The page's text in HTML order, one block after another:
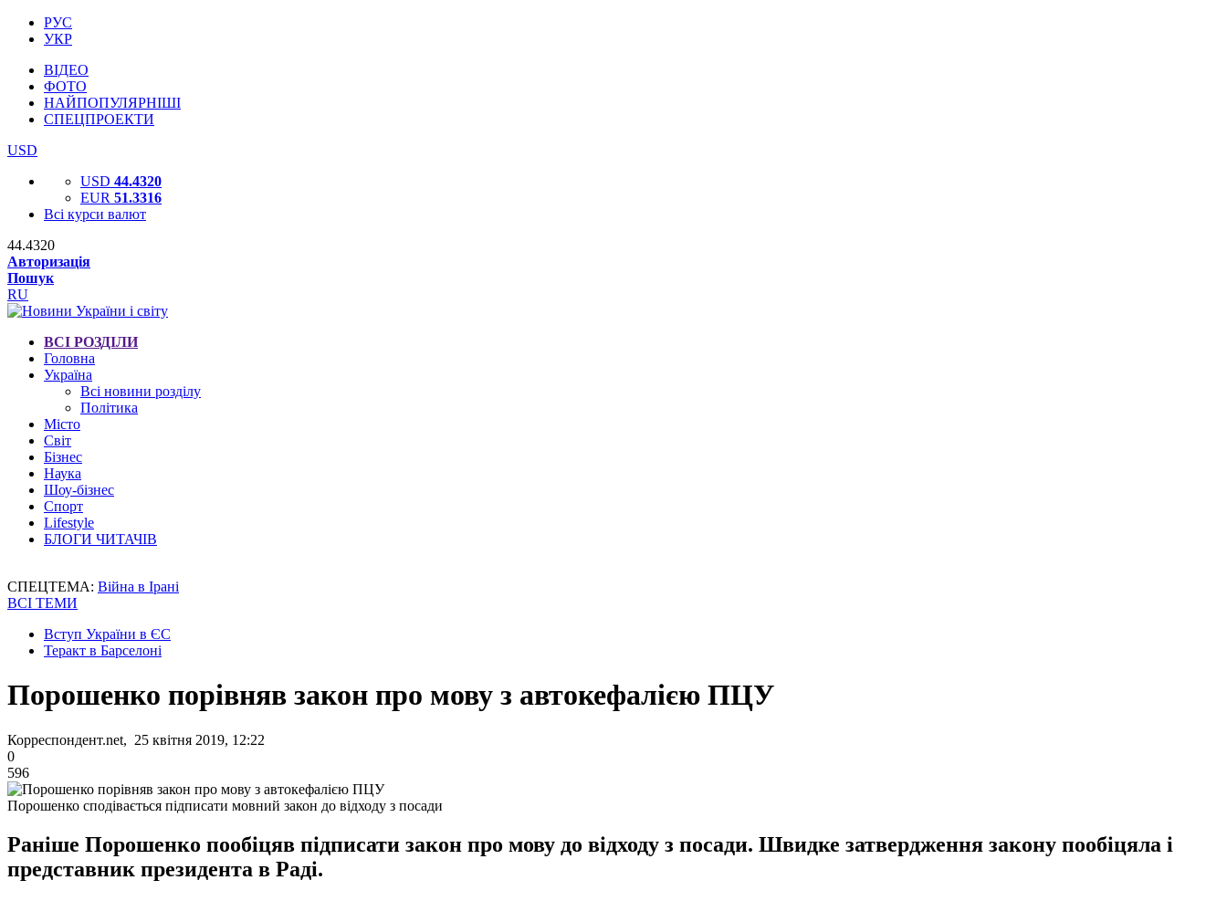
РУС
УКР
ВІДЕО
ФОТО
НАЙПОПУЛЯРНІШІ
СПЕЦПРОЕКТИ
USD
USD 44.4320
EUR 51.3316
Всі курси валют
44.4320
Авторизація
Пошук
RU
ВСІ РОЗДІЛИ
Головна
Україна
Всі новини розділу
Політика
Місто
Світ
Бізнес
Наука
Шоу-бізнес
Спорт
Lifestyle
БЛОГИ ЧИТАЧІВ
СПЕЦТЕМА: Війна в Ірані
ВСІ ТЕМИ
Вступ України в ЄС
Теракт в Барселоні
Порошенко порівняв закон про мову з автокефалією ПЦУ
Корреспондент.net, 25 квітня 2019, 12:22
0
596
Порошенко сподівається підписати мовний закон до відходу з посади
Раніше Порошенко пообіцяв підписати закон про мову до відходу з посади. Швидке затвердження закону пообіцяла і
представник президента в Раді.